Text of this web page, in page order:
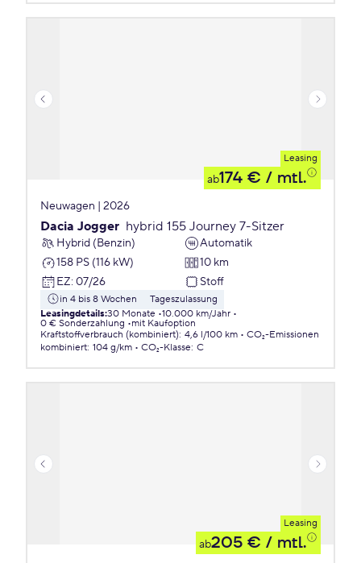
Leasing
ab174 € / mtl.
Neuwagen | 2026
Dacia Jogger hybrid 155 Journey 7-Sitzer
Hybrid (Benzin)
Automatik
158 PS (116 kW)
10 km
EZ: 07/26 Stoff
in 4 bis 8 Wochen
Tageszulassung
Leasingdetails:30 Monate 10.000 km/Jahr
0 € Sonderzahlung
mit Kaufoption
Kraftstoffverbrauch (kombiniert): 4,6 l/100 km
CO₂-Emissionen
kombiniert: 104 g/km CO₂-Klasse: C
Leasing
ab205 € / mtl.